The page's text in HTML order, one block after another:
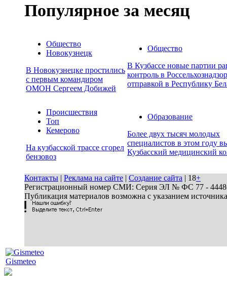
Популярное за месяц
Общество
Новокузнецк
В Новокузнецке простились
с первым командиром
ОМОН Сергеем Добижей
Общество
В Кузбассе новые партии
контроль в
отправкой в Республику
Происшествия
Топ
Кемерово
На кузбасской трассе сгорел
бензовоз
Образование
Более двух тысяч молодых
специалистов в этом году
Кузбасский медицинский
Контакты | Реклама на сайте | Создание сайта | 18+
Регистрационный номер СМИ: Серия ЭЛ № ФС 77 - 44486
Публикация материалов возможна с указанием
Gismeteo